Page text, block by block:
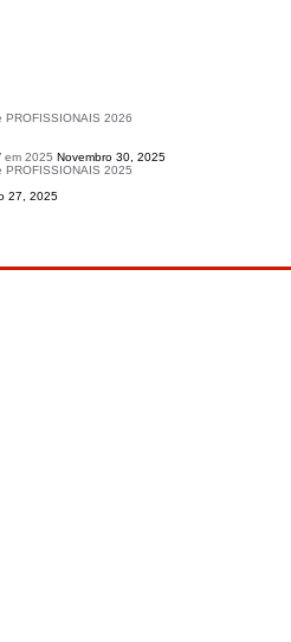
PROFISSIONAIS 2026
em 2025 Novembro 30, 2025
PROFISSIONAIS 2025
27, 2025